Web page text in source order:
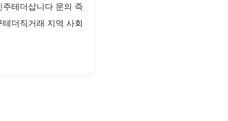
테더삽니다 문의 즉
더직거래 지역 사회